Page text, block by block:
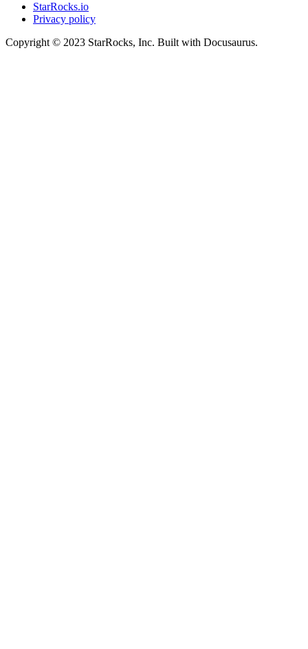
StarRocks.io
Privacy policy
Copyright © 2023 StarRocks, Inc. Built with Docusaurus.